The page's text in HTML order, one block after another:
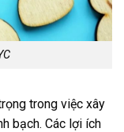
trong việc xây
bạch. Các lợi ích